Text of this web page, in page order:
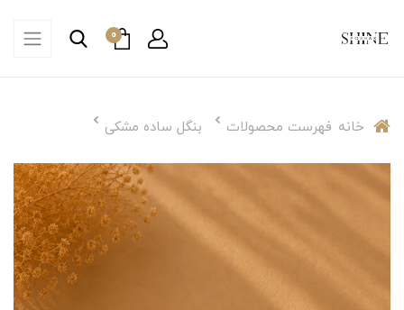
0
خانه فهرست محصولات بنگل ساده مشکی